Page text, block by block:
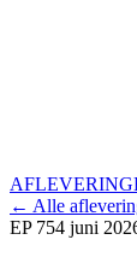
← Alle
EP 754 juni